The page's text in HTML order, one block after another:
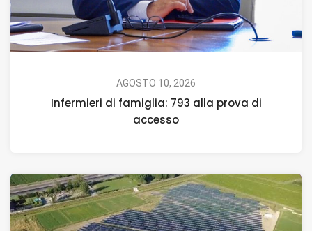
AGOSTO 10, 2026
Infermieri di famiglia: 793 alla prova di
accesso